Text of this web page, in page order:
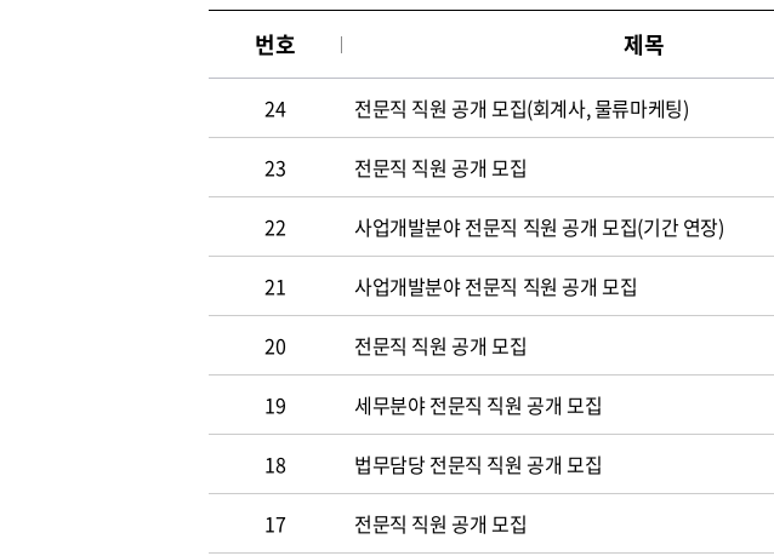
번호 제목
24 전문직 직원 공개 모집(회계사, 물류마케팅)
23 전문직 직원 공개 모집
22 사업개발분야 전문직 직원 공개 모집(기간 연장)
21 사업개발분야 전문직 직원 공개 모집
20 전문직 직원 공개 모집
19 세무분야 전문직 직원 공개 모집
18 법무담당 전문직 직원 공개 모집
17 전문직 직원 공개 모집